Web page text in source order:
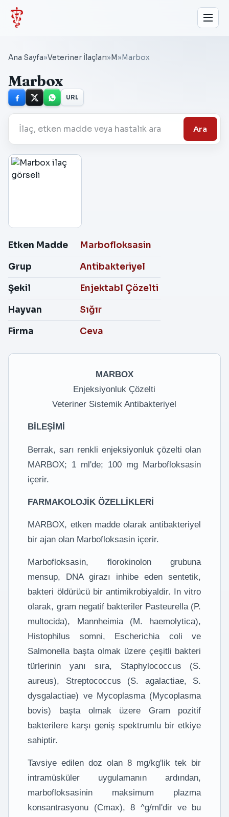
Ana Sayfa»Veteriner İlaçları» M » Marbox
Marbox
URL
Ara
Etken Madde
Marbofloksasin
Grup
Antibakteriyel
Şekil
Enjektabl Çözelti
Hayvan
Sığır
Firma
Ceva
MARBOX
Enjeksiyonluk Çözelti
Veteriner Sistemik Antibakteriyel
BİLEŞİMİ
Berrak, sarı renkli enjeksiyonluk çözelti olan
MARBOX; 1 ml'de; 100 mg Marbofloksasin
içerir.
FARMAKOLOJİK ÖZELLİKLERİ
MARBOX, etken madde olarak antibakteriyel
bir ajan olan Marbofloksasin içerir.
Marbofloksasin, florokinolon grubuna
mensup, DNA girazı inhibe eden sentetik,
bakteri öldürücü bir antimikrobiyaldir. In vitro
olarak, gram negatif bakteriler Pasteurella (P.
multocida), Mannheimia (M. haemolytica),
Histophilus somni, Escherichia coli ve
Salmonella başta olmak üzere çeşitli bakteri
türlerinin yanı sıra, Staphylococcus (S.
aureus), Streptococcus (S. agalactiae, S.
dysgalactiae) ve Mycoplasma (Mycoplasma
bovis) başta olmak üzere Gram pozitif
bakterilere karşı geniş spektrumlu bir etkiye
sahiptir.
Tavsiye edilen doz olan 8 mg/kg'lik tek bir
intramüsküler uygulamanın ardından,
marbofloksasinin maksimum plazma
konsantrasyonu (Cmax), 8 ^g/ml'dir ve bu